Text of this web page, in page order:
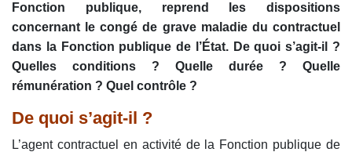
Fonction publique, reprend les dispositions
concernant le congé de grave maladie du contractuel
dans la Fonction publique de l’État. De quoi s’agit-il ?
Quelles conditions ? Quelle durée ? Quelle
rémunération ? Quel contrôle ?
De quoi s’agit-il ?
L’agent contractuel en activité de la Fonction publique de